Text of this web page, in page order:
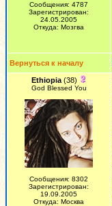
Сообщения: 4787
Зарегистрирован:
24.05.2005
Откуда: Мозгва
Вернуться к началу
Ethiopia(38)
God Blessed You
Сообщения: 8302
Зарегистрирован:
19.09.2005
Откуда: Москва